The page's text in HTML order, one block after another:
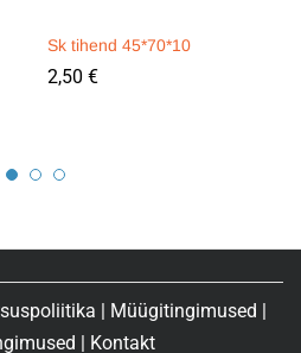
Sk tihend 45*70*10
2,50 €
Müügitingimused
Kontakt